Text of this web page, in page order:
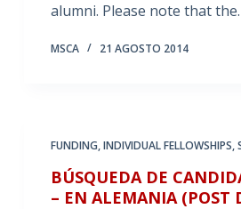
alumni. Please note that
MSCA 21 AGOSTO 2014
FUNDING,INDIVIDUAL FELLOWSHIPS,
BÚSQUEDA DE
– EN ALEMANIA (POST